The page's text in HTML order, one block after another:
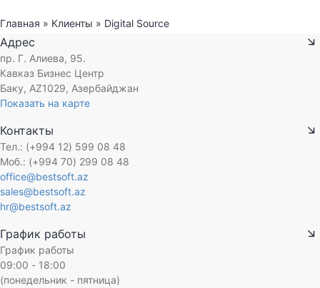
Главная » Клиенты » Digital Source
Адрес
пр. Г. Алиева, 95.
Кавказ Бизнес Центр
Баку, AZ1029, Азербайджан
Показать на карте
Контакты
Тел.: (+994 12) 599 08 48
Моб.: (+994 70) 299 08 48
office@bestsoft.az
sales@bestsoft.az
hr@bestsoft.az
График работы
График работы
09:00 - 18:00
(понедельник - пятница)